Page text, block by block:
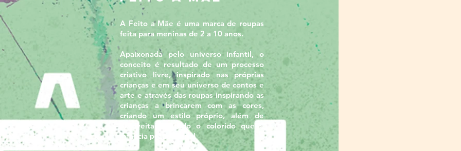
A Feito a Mãe é uma marca de roupas
feita para meninas de 2 a 10 anos.
Apaixonada pelo universo infantil, o
conceito é resultado de um processo
criativo livre, inspirado nas próprias
crianças e em seu universo de contos e
arte e através das roupas inspirando as
crianças a brincarem com as cores,
criando um estilo próprio, além de
aproveitarem todo o colorido que a
infância proporciona!